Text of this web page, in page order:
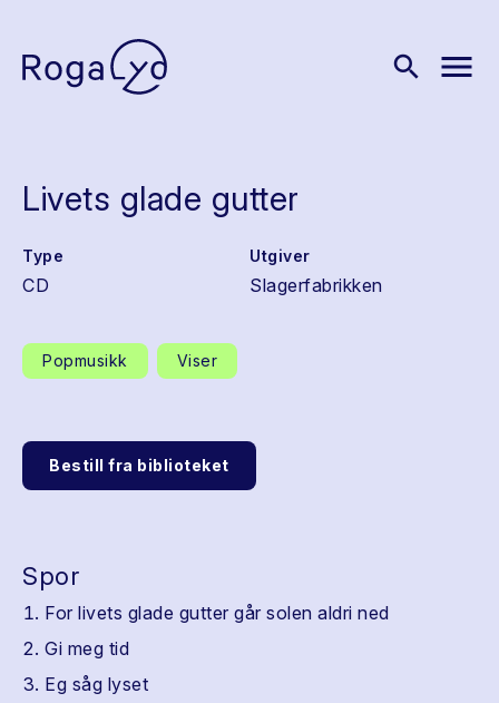
search menu
Livets glade gutter
Type
CD
Utgiver
Slagerfabrikken
Popmusikk Viser
Bestill fra biblioteket
Spor
For livets glade gutter går solen aldri ned
Gi meg tid
Eg såg lyset